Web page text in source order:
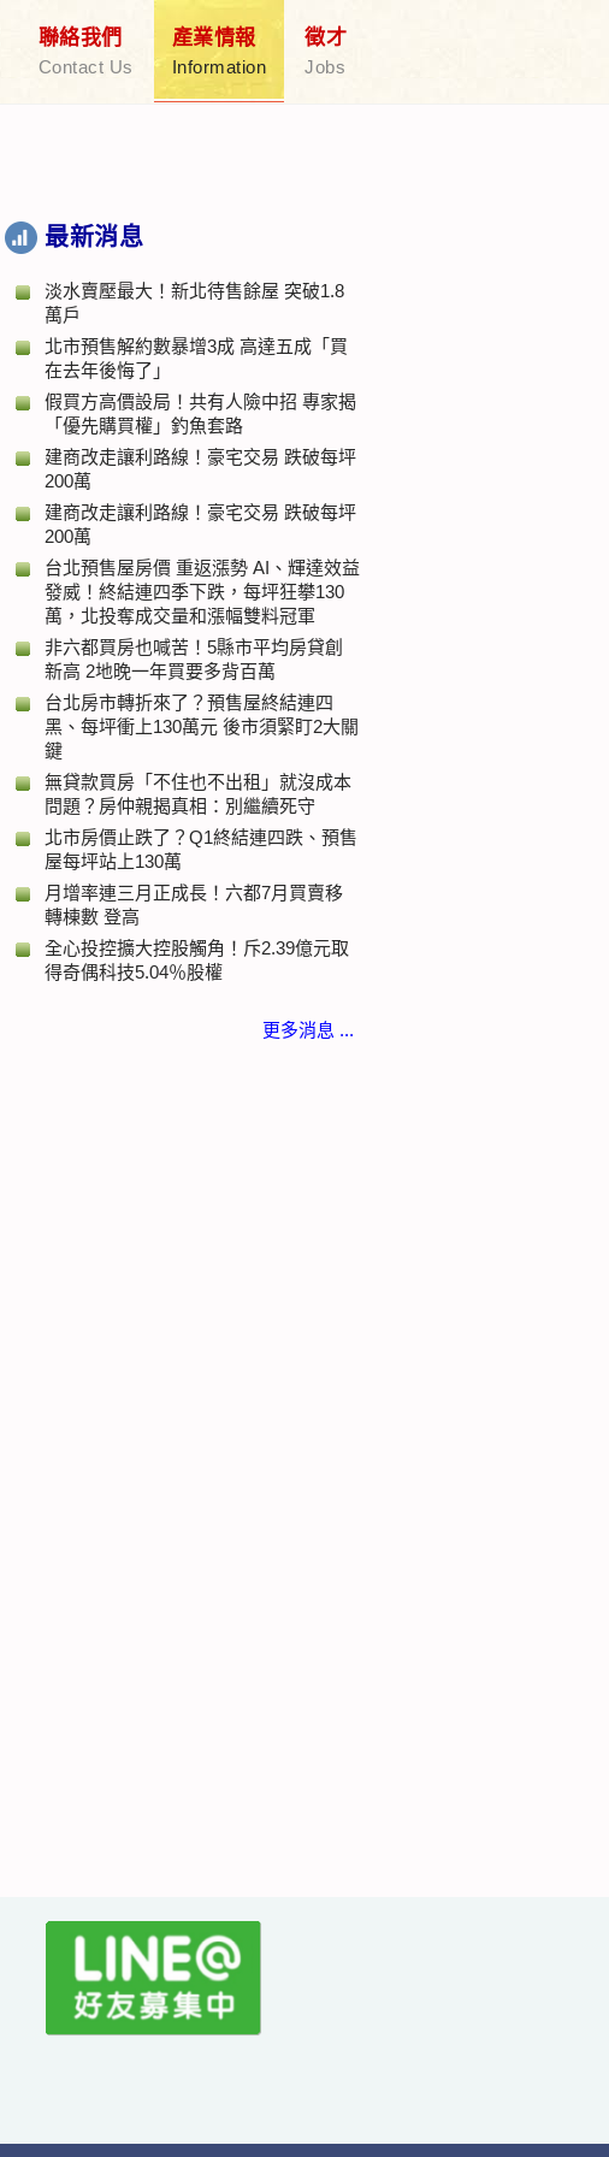
聯絡我們
Contact Us
產業情報
Information
徵才
Jobs
最新消息
淡水賣壓最大！新北待售餘屋 突破1.8
萬戶
北市預售解約數暴增3成 高達五成「買
在去年後悔了」
假買方高價設局！共有人險中招 專家揭
「優先購買權」釣魚套路
建商改走讓利路線！豪宅交易 跌破每坪
200萬
建商改走讓利路線！豪宅交易 跌破每坪
200萬
台北預售屋房價 重返漲勢 AI、輝達效益
發威！終結連四季下跌，每坪狂攀130
萬，北投奪成交量和漲幅雙料冠軍
非六都買房也喊苦！5縣市平均房貸創
新高 2地晚一年買要多背百萬
台北房市轉折來了？預售屋終結連四
黑、每坪衝上130萬元 後市須緊盯2大關
鍵
無貸款買房「不住也不出租」就沒成本
問題？房仲親揭真相：別繼續死守
北市房價止跌了？Q1終結連四跌、預售
屋每坪站上130萬
月增率連三月正成長！六都7月買賣移
轉棟數 登高
全心投控擴大控股觸角！斥2.39億元取
得奇偶科技5.04％股權
更多消息 ...